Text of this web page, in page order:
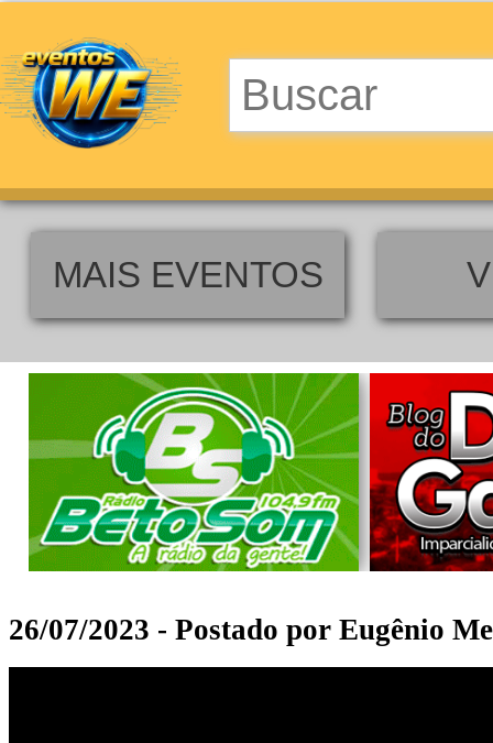
MAIS EVENTOS
26/07/2023 - Postado por Eugênio